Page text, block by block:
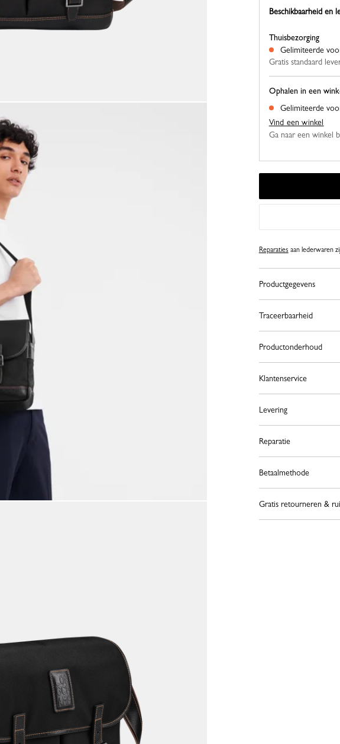
Beschikbaarheid en
Ophalen in een
Gelimiteerde
Vind een winkel
Ga naar een winkel
Thuisbezorging
Gelimiteerde
Gratis standaard
Reparaties aan lederwaren
Productgegevens
Traceerbaarheid
Productonderhoud
Klantenservice
Levering
Reparatie
Betaalmethode
Gratis retourneren &